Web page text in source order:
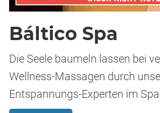
Báltico Spa
Die Seele baumeln lassen bei
Wellness-Massagen durch
Entspannungs-Experten im